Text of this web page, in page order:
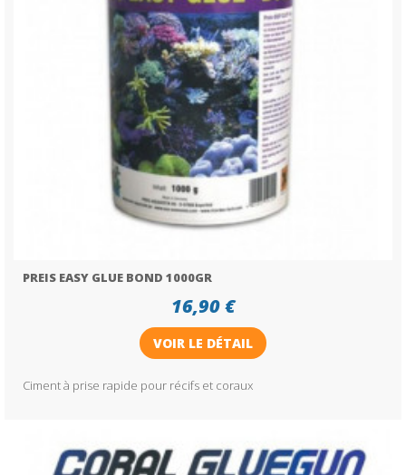
PREIS EASY GLUE BOND 1000GR
16,90 €
VOIR LE DÉTAIL
Ciment à prise rapide pour récifs et coraux